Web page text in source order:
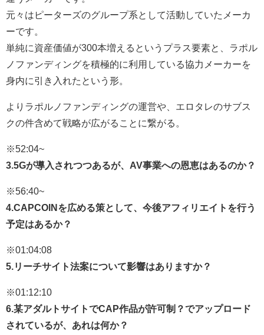
元々はピーターズのグループ系として活動していたメーカ
ーです。
単純に資産価値が300本増えるというプラス要素と、ラポル
ノファンディングを積極的に利用している協力メーカーを
身内に引き入れたという形。
よりラポルノファンディングの運営や、エロタレのサブス
クの件含めて戦略が広がることに繋がる。
※52:04~
3.5Gが導入されつつあるが、AV事業への恩恵はあるのか？
※56:40~
4.CAPCOINを広める策として、今後アフィリエイトを行う
予定はあるか？
※01:04:08
5.リーチサイト法案について影響はありますか？
※01:12:10
6.某アダルトサイトでCAP作品が許可制？でアップロード
されているが、あれは何か？